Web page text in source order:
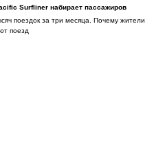
Surfliner набирает пассажиров
поездок за три месяца. Почему жители
поезд